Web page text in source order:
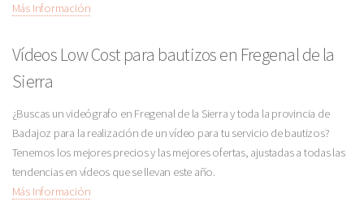
Más Información
Vídeos Low Cost para bautizos en Fregenal de la
Sierra
¿Buscas un videógrafo en Fregenal de la Sierra y toda la provincia de
Badajoz para la realización de un vídeo para tu servicio de bautizos?
Tenemos los mejores precios y las mejores ofertas, ajustadas a todas las
tendencias en vídeos que se llevan este año.
Más Información